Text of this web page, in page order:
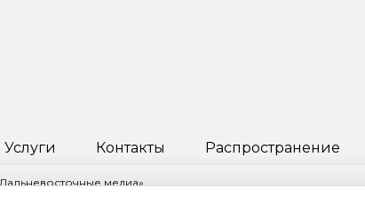
Услуги Контакты Распространение
медиа»